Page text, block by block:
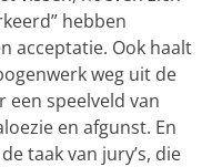
hebben
acceptatie. Ook haalt
weg uit de
speelveld van
en afgunst. En
taak van jury’s, die